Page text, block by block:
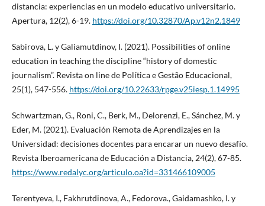
distancia: experiencias en un modelo educativo universitario.
Apertura, 12(2), 6-19. https://doi.org/10.32870/Ap.v12n2.1849
Sabirova, L. y Galiamutdinov, I. (2021). Possibilities of online
education in teaching the discipline “history of domestic
journalism”. Revista on line de Política e Gestão Educacional,
25(1), 547-556. https://doi.org/10.22633/rpge.v25iesp.1.14995
Schwartzman, G., Roni, C., Berk, M., Delorenzi, E., Sánchez, M. y
Eder, M. (2021). Evaluación Remota de Aprendizajes en la
Universidad: decisiones docentes para encarar un nuevo desafío.
Revista Iberoamericana de Educación a Distancia, 24(2), 67-85.
https://www.redalyc.org/articulo.oa?id=331466109005
Terentyeva, I., Fakhrutdinova, A., Fedorova., Gaidamashko, I. y